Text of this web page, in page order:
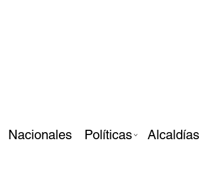
Nacionales Políticas Alcaldías